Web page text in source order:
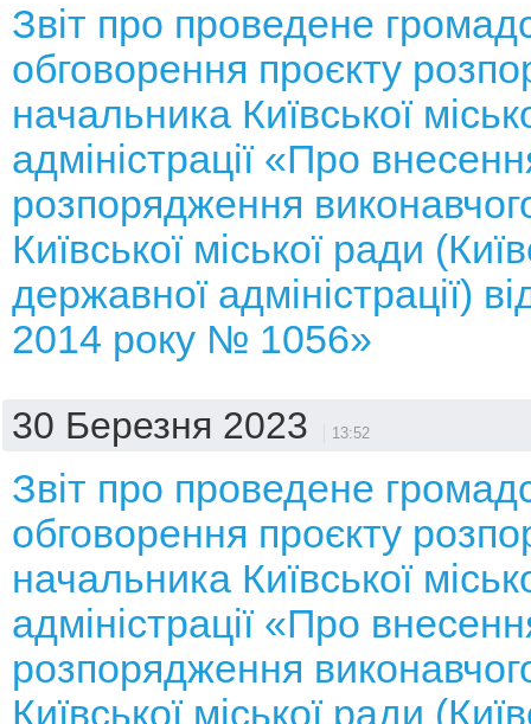
Звіт про проведене
обговорення проєкту
начальника Київської
адміністрації «Про
розпорядження
Київської міської ради
державної адміністрації)
2014 року № 1056»
30 Березня 2023 13:52
Звіт про проведене
обговорення проєкту
начальника Київської
адміністрації «Про
розпорядження
Київської міської ради